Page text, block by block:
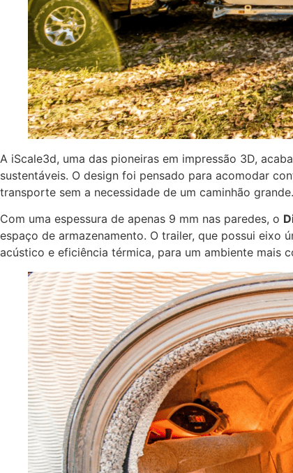
A iScale3d, uma das pioneiras em impressão 3D,
sustentáveis. O design foi pensado para acomodar
transporte sem a necessidade de um caminhão grande.
Com uma espessura de apenas 9 mm nas paredes, o
espaço de armazenamento. O trailer, que possui eixo
acústico e eficiência térmica, para um ambiente mais